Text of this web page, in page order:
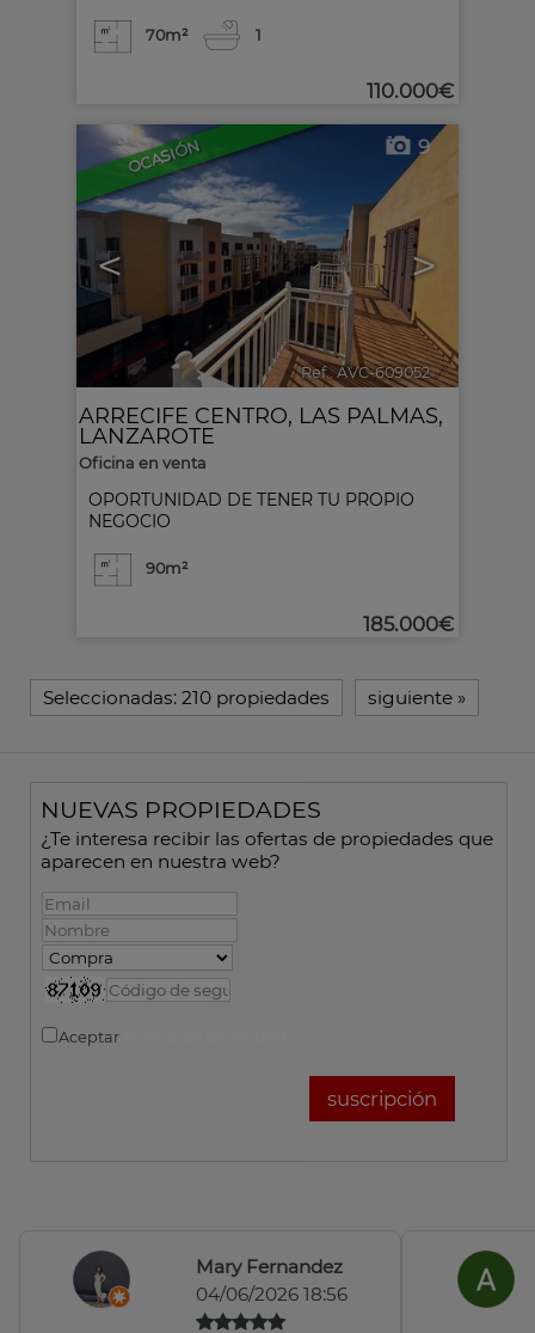
70m² 1
110.000€
OCASIÓN
< >
9
Ref.. AVC-609052 🔗
OPORTUNIDAD DE TENER TU PROPIO
NEGOCIO
ARRECIFE CENTRO, LAS PALMAS,
LANZAROTE
Oficina en venta
90m²
185.000€
Seleccionadas: 210 propiedades siguiente »
NUEVAS PROPIEDADES
¿Te interesa recibir las ofertas de propiedades que
aparecen en nuestra web?
Aceptar
Mary Fernandez
04/06/2026 18:56